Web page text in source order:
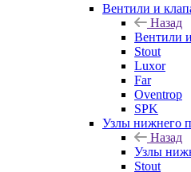
Вентили и
Назад
Вентили
Stout
Luxor
Far
Oventrop
SPK
Узлы нижнего
Назад
Узлы
Stout